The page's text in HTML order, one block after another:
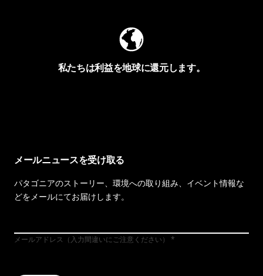
私たちは利益を地球に還元します。
メールニュースを受け取る
パタゴニアのストーリー、環境への取り組み、イベント情報な
どをメールにてお届けします。
メールアドレス（入力間違いにご注意ください）